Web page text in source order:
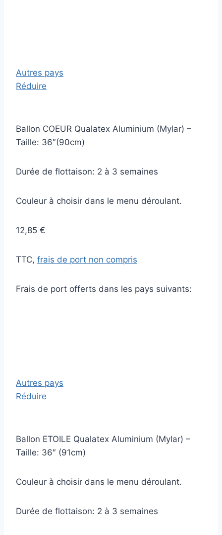
Autres pays
Réduire
Ballon COEUR Qualatex Aluminium (Mylar) –
Taille: 36″(90cm)
Durée de flottaison: 2 à 3 semaines
Couleur à choisir dans le menu déroulant.
12,85 €
TTC, frais de port non compris
Frais de port offerts dans les pays suivants:
Autres pays
Réduire
Ballon ETOILE Qualatex Aluminium (Mylar) –
Taille: 36″ (91cm)
Couleur à choisir dans le menu déroulant.
Durée de flottaison: 2 à 3 semaines